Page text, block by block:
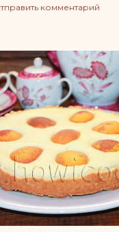
комментарий